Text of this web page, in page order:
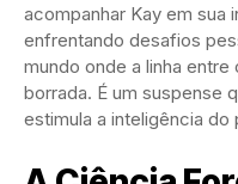
acompanhar Kay em sua
enfrentando desafios
mundo onde a linha
borrada. É um suspense
estimula a inteligência do